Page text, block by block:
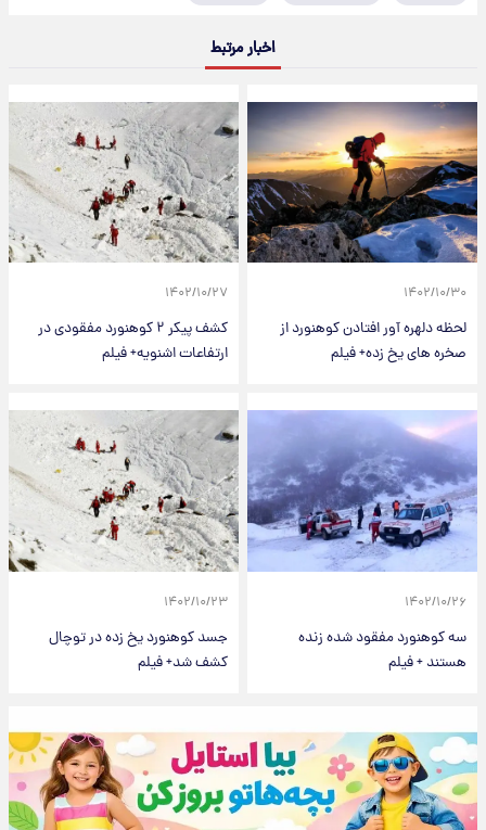
اخبار مرتبط
۱۴۰۲/۱۰/۳۰
لحظه دلهره آور افتادن کوهنورد از
صخره های یخ زده+ فیلم
۱۴۰۲/۱۰/۲۷
کشف پیکر ۲ کوهنورد مفقودی در
ارتفاعات اشنویه+ فیلم
۱۴۰۲/۱۰/۲۶
سه کوهنورد مفقود شده زنده
هستند + فیلم
۱۴۰۲/۱۰/۲۳
جسد کوهنورد یخ زده در توچال
کشف شد+ فیلم